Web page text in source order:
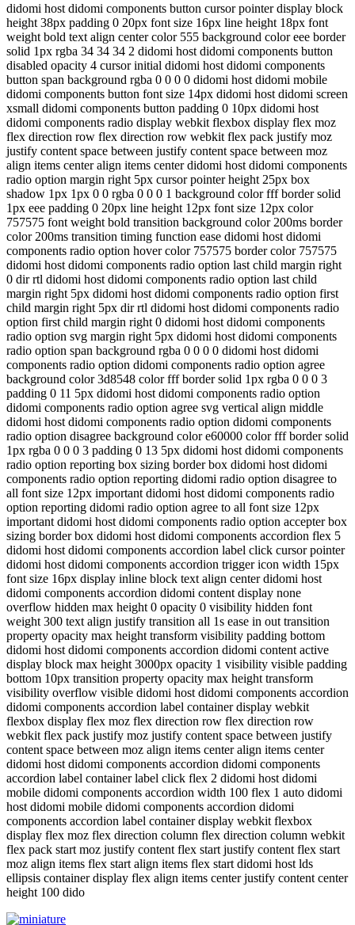
didomi host didomi components button cursor pointer display block
height 38px padding 0 20px font size 16px line height 18px font
weight bold text align center color 555 background color eee border
solid 1px rgba 34 34 34 2 didomi host didomi components button
disabled opacity 4 cursor initial didomi host didomi components
button span background rgba 0 0 0 0 didomi host didomi mobile
didomi components button font size 14px didomi host didomi screen
xsmall didomi components button padding 0 10px didomi host
didomi components radio display webkit flexbox display flex moz
flex direction row flex direction row webkit flex pack justify moz
justify content space between justify content space between moz
align items center align items center didomi host didomi components
radio option margin right 5px cursor pointer height 25px box
shadow 1px 1px 0 0 rgba 0 0 0 1 background color fff border solid
1px eee padding 0 20px line height 12px font size 12px color
757575 font weight bold transition background color 200ms border
color 200ms transition timing function ease didomi host didomi
components radio option hover color 757575 border color 757575
didomi host didomi components radio option last child margin right
0 dir rtl didomi host didomi components radio option last child
margin right 5px didomi host didomi components radio option first
child margin right 5px dir rtl didomi host didomi components radio
option first child margin right 0 didomi host didomi components
radio option svg margin right 5px didomi host didomi components
radio option span background rgba 0 0 0 0 didomi host didomi
components radio option didomi components radio option agree
background color 3d8548 color fff border solid 1px rgba 0 0 0 3
padding 0 11 5px didomi host didomi components radio option
didomi components radio option agree svg vertical align middle
didomi host didomi components radio option didomi components
radio option disagree background color e60000 color fff border solid
1px rgba 0 0 0 3 padding 0 13 5px didomi host didomi components
radio option reporting box sizing border box didomi host didomi
components radio option reporting didomi radio option disagree to
all font size 12px important didomi host didomi components radio
option reporting didomi radio option agree to all font size 12px
important didomi host didomi components radio option accepter box
sizing border box didomi host didomi components accordion flex 5
didomi host didomi components accordion label click cursor pointer
didomi host didomi components accordion trigger icon width 15px
font size 16px display inline block text align center didomi host
didomi components accordion didomi content display none
overflow hidden max height 0 opacity 0 visibility hidden font
weight 300 text align justify transition all 1s ease in out transition
property opacity max height transform visibility padding bottom
didomi host didomi components accordion didomi content active
display block max height 3000px opacity 1 visibility visible padding
bottom 10px transition property opacity max height transform
visibility overflow visible didomi host didomi components accordion
didomi components accordion label container display webkit
flexbox display flex moz flex direction row flex direction row
webkit flex pack justify moz justify content space between justify
content space between moz align items center align items center
didomi host didomi components accordion didomi components
accordion label container label click flex 2 didomi host didomi
mobile didomi components accordion width 100 flex 1 auto didomi
host didomi mobile didomi components accordion didomi
components accordion label container display webkit flexbox
display flex moz flex direction column flex direction column webkit
flex pack start moz justify content flex start justify content flex start
moz align items flex start align items flex start didomi host lds
ellipsis container display flex align items center justify content center
height 100 dido